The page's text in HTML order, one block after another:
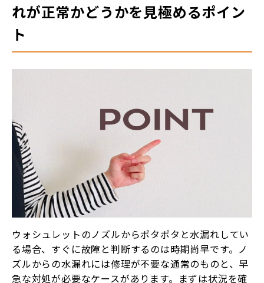
れが正常かどうかを見極めるポイン
ト
ウォシュレットのノズルからポタポタと水漏れしてい
る場合、すぐに故障と判断するのは時期尚早です。ノ
ズルからの水漏れには修理が不要な通常のものと、早
急な対処が必要なケースがあります。まずは状況を確